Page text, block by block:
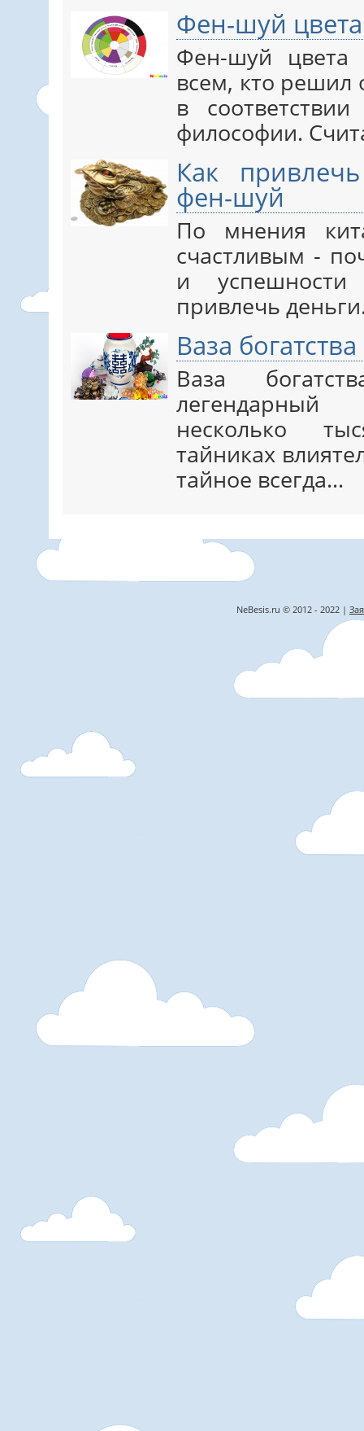
Фен-шуй
Фен-шуй цвета
всем, кто решил
в
философии.
Как
фен-шуй
По мнения
счастливым -
и
привлечь
Ваза
Ваза
несколько
тайниках
тайное всегда…
NeBesis.ru © 2012 - 2022 |